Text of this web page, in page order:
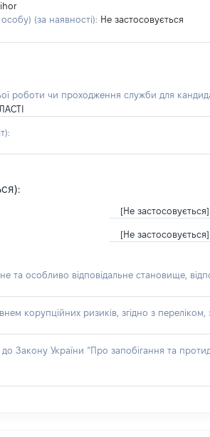
ihor
(за наявності): Не застосовується
роботи чи проходження служби для
:
[Не застосовується]
[Не застосовується]
та особливо відповідальне становище,
корупційних ризиків, згідно з
Закону України “Про запобігання та